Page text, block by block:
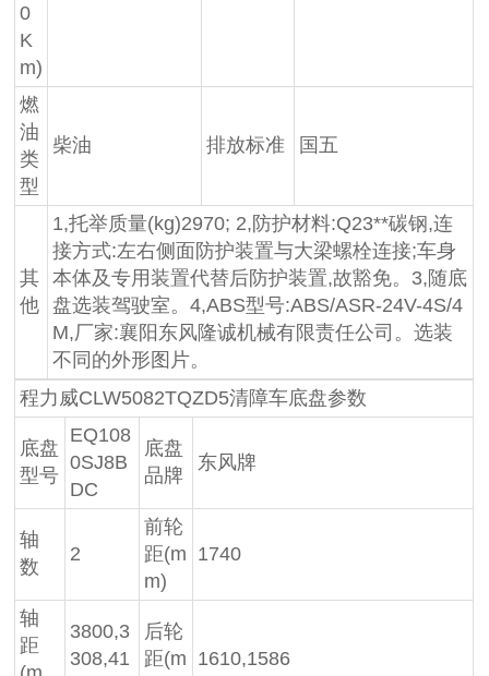
0
K
m)
燃
油
类
型
柴油 排放标准 国五
其
他
1,托举质量(kg)2970; 2,防护材料:Q23**碳钢,连
接方式:左右侧面防护装置与大梁螺栓连接;车身
本体及专用装置代替后防护装置,故豁免。3,随底
盘选装驾驶室。4,ABS型号:ABS/ASR-24V-4S/4
M,厂家:襄阳东风隆诚机械有限责任公司。选装
不同的外形图片。
程力威CLW5082TQZD5清障车底盘参数
底盘
型号
EQ108
0SJ8B
DC
底盘
品牌
东风牌
轴
数
2
前轮
距(m
m)
1740
轴
距
3800,3
308,41
后轮
距(m 1610,1586